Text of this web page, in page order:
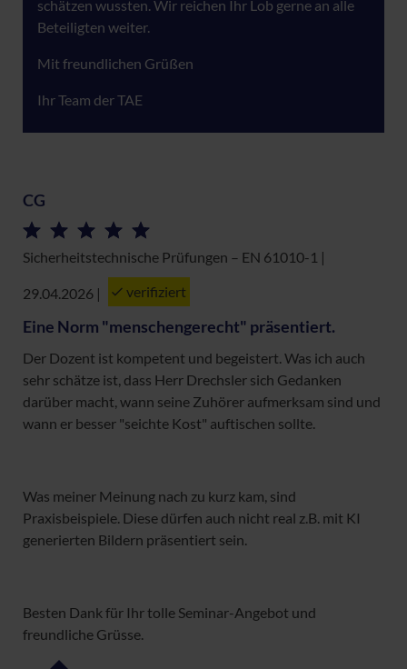
schätzen wussten. Wir reichen Ihr Lob gerne an alle
Beteiligten weiter.
Mit freundlichen Grüßen
Ihr Team der TAE
CG
Sicherheitstechnische Prüfungen – EN 61010-1 |
29.04.2026 | verifiziert
Eine Norm "menschengerecht" präsentiert.
Der Dozent ist kompetent und begeistert. Was ich auch
sehr schätze ist, dass Herr Drechsler sich Gedanken
darüber macht, wann seine Zuhörer aufmerksam sind und
wann er besser "seichte Kost" auftischen sollte.
Was meiner Meinung nach zu kurz kam, sind
Praxisbeispiele. Diese dürfen auch nicht real z.B. mit KI
generierten Bildern präsentiert sein.
Besten Dank für Ihr tolle Seminar-Angebot und
freundliche Grüsse.